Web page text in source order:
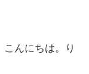
んにちは。り